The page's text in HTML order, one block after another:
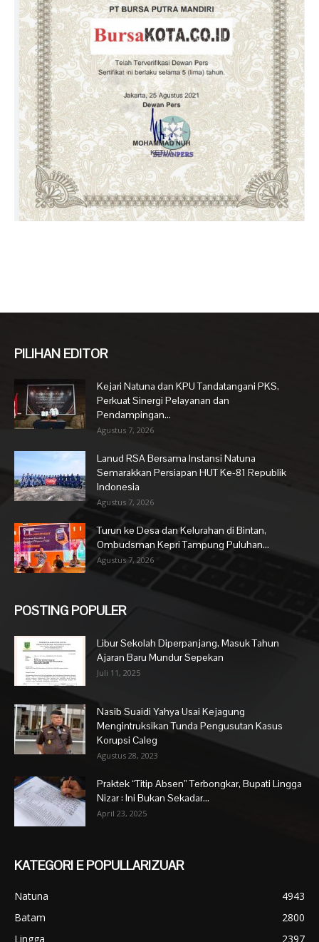
PILIHAN EDITOR
Kejari Natuna dan KPU Tandatangani PKS,
Perkuat Sinergi Pelayanan dan
Pendampingan...
Agustus 7, 2026
Lanud RSA Bersama Instansi Natuna
Semarakkan Persiapan HUT Ke-81 Republik
Indonesia
Agustus 7, 2026
Turun ke Desa dan Kelurahan di Bintan,
Ombudsman Kepri Tampung Puluhan...
Agustus 7, 2026
POSTING POPULER
Libur Sekolah Diperpanjang, Masuk Tahun
Ajaran Baru Mundur Sepekan
Juli 11, 2025
Nasib Suaidi Yahya Usai Kejagung
Mengintruksikan Tunda Pengusutan Kasus
Korupsi Caleg
Agustus 28, 2023
Praktek “Titip Absen” Terbongkar, Bupati Lingga
Nizar : Ini Bukan Sekadar...
April 23, 2025
KATEGORI E POPULLARIZUAR
Natuna
4943
Batam
2800
Lingga
2397